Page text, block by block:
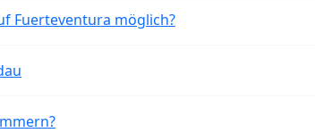
Fuerteventura möglich?